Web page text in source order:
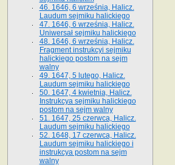
46. 1646, 6 września, Halicz.
Laudum sejmiku halickiego
47. 1646, 6 września, Halicz.
Uniwersał sejmiku halickiego
48. 1646, 6 września, Halicz.
Fragment instrukcyi sejmiku
halickiego postom na sejm
walny
49. 1647, 5 lutego, Halicz.
Laudum sejmiku halickiego
50. 1647, 4 kwietnia, Halicz.
Instrukcya sejmiku halickiego
postom na sejm walny
51. 1647, 25 czerwca, Halicz.
Laudum sejmiku halickiego
52. 1648, 17 czerwca, Halicz.
Laudum sejmiku halickiego i
instrukcya postom na sejm
walny